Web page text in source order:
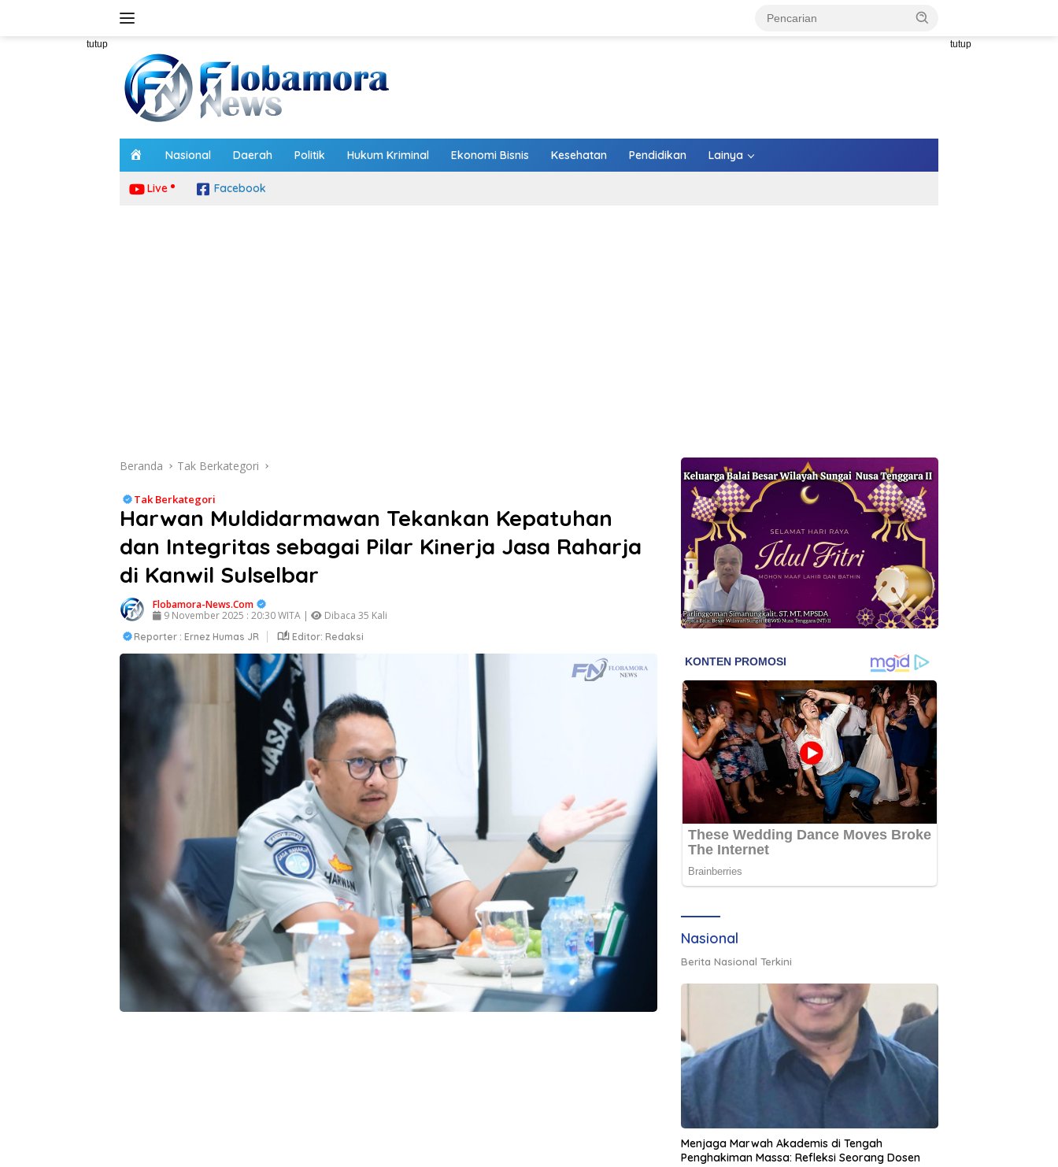
tutup tutup
o
m
e
Nasional Daerah Politik Hukum Kriminal Ekonomi Bisnis Kesehatan Pendidikan Lainya
Live Facebook
Beranda Tak Berkategori
Tak Berkategori
Harwan Muldidarmawan Tekankan Kepatuhan
dan Integritas sebagai Pilar Kinerja Jasa Raharja
di Kanwil Sulselbar
Flobamora-News.Com
9 November 2025 : 20:30 WITA |
Dibaca 35 Kali
Reporter : Ernez Humas JR Editor: Redaksi
Nasional
Berita Nasional Terkini
Menjaga Marwah Akademis di Tengah
Penghakiman Massa: Refleksi Seorang Dosen